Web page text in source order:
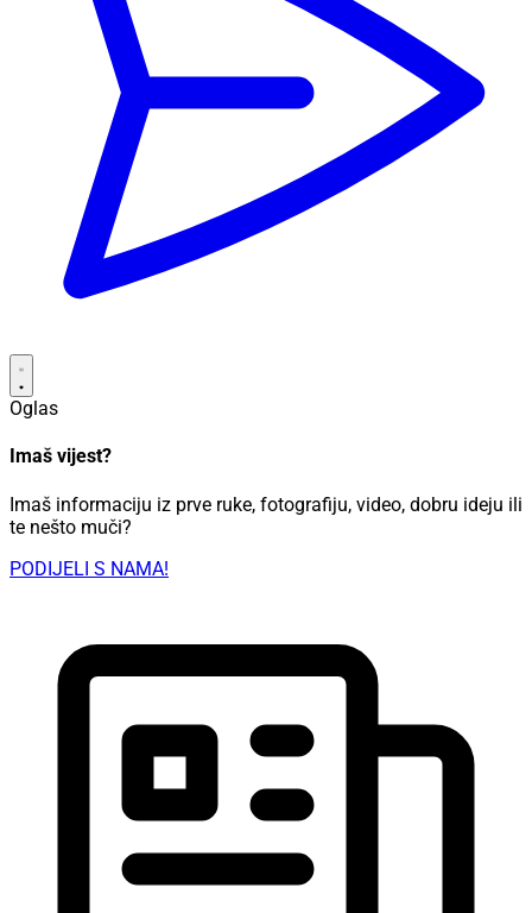
Oglas
Imaš vijest?
Imaš informaciju iz prve ruke, fotografiju, video, dobru ideju ili
te nešto muči?
PODIJELI S NAMA!